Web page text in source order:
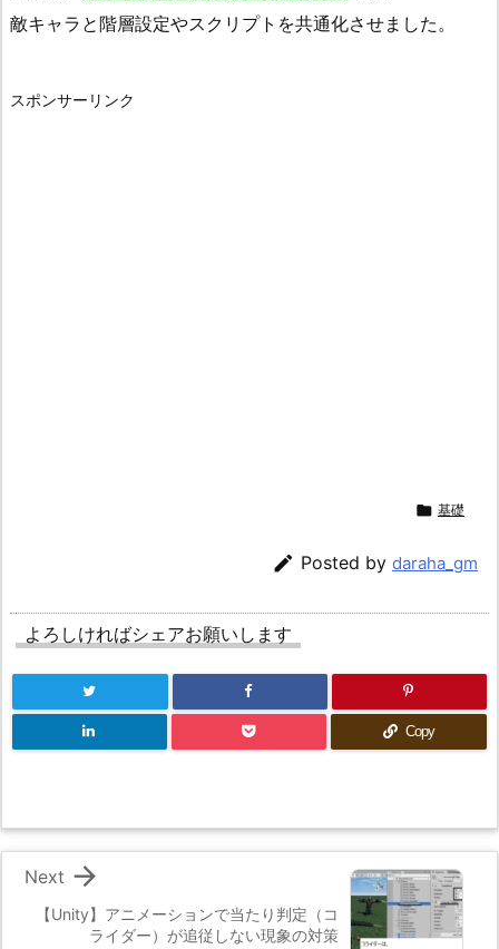
敵キャラと階層設定やスクリプトを共通化させました。
スポンサーリンク
 基礎
 Posted by daraha_gm
よろしければシェアお願いします
Copy
【Unity】アニメーションで当たり判定（コ
ライダー）が追従しない現象の対策

Next